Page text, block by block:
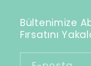
Bültenimize
Fırsatını